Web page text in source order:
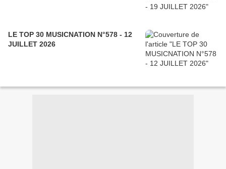
LE TOP 30 MUSICNATION N°578 - 12
JUILLET 2026